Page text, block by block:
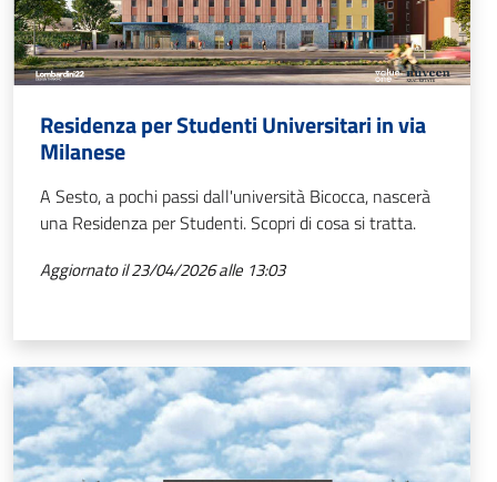
Residenza per Studenti Universitari in via
Milanese
A Sesto, a pochi passi dall'università Bicocca, nascerà
una Residenza per Studenti. Scopri di cosa si tratta.
Aggiornato il 23/04/2026 alle 13:03